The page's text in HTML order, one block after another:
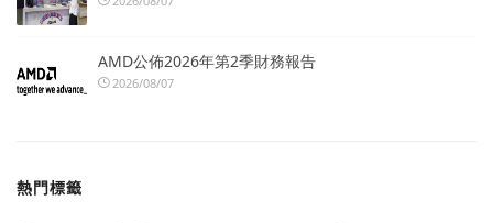
AMD公佈2026年第2季財務報告
2026/08/07
熱門標籤